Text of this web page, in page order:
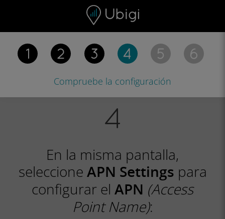
Barra de navegación
Compruebe la configuración
En la misma pantalla,
seleccione APN Settings para
configurar el APN (Access
Point Name):